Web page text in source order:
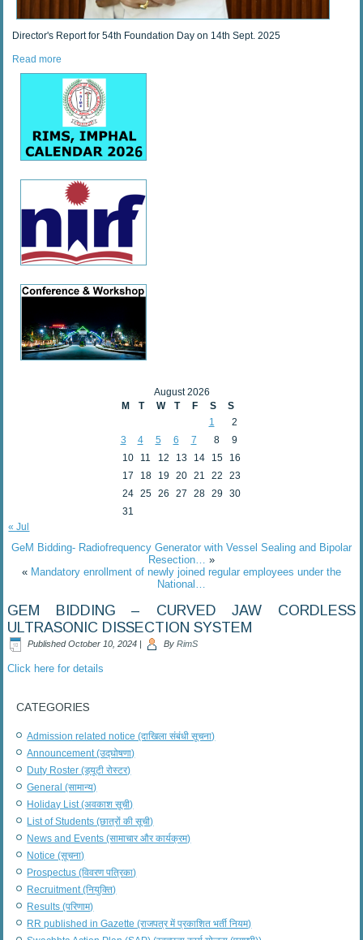
Director's Report for 54th Foundation Day on 14th Sept. 2025
Read more
August 2026
M
T W T F S
S
1
2
3
4 5 6 7 8
9
10
11 12 13 14 15
16
17
18 19 20 21 22
23
24 25 26 27 28 29
30
31
« Jul
GeM Bidding- Radiofrequency Generator with Vessel Sealing and Bipolar
Resection…
»
« Mandatory enrollment of newly joined regular employees under the
National…
GEM BIDDING – CURVED JAW CORDLESS
ULTRASONIC DISSECTION SYSTEM
Published October 10, 2024 | By RimS
Click here for details
CATEGORIES
Admission related notice (दाखिला संबंधी सूचना)
Announcement (उद्घोषणा)
Duty Roster (ड्यूटी रोस्टर)
General (सामान्य)
Holiday List (अवकाश सूची)
List of Students (छात्रों की सूची)
News and Events (सामाचार और कार्यक्रम)
Notice (सूचना)
Prospectus (विवरण पत्रिका)
Recruitment (नियुक्ति)
Results (परिणाम)
RR published in Gazette (राजपत्र में प्रकाशित भर्ती नियम)